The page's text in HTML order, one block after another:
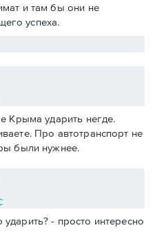
и там бы они не
успеха.
Крыма ударить негде.
Про автотранспорт не
были нужнее.
- просто интересно